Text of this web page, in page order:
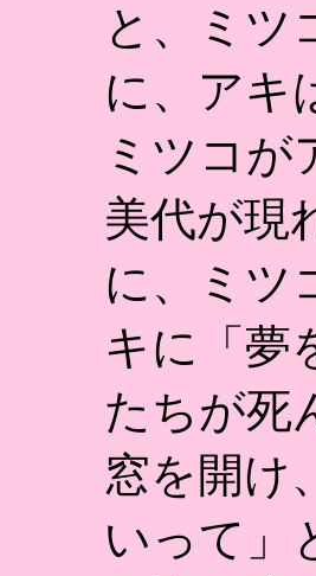
と、ミツ
に、アキ
ミツコが
美代が現
に、ミツ
キに「夢
たちが死
窓を開け
いって」